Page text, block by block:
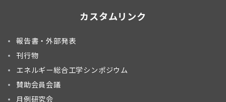
カスタムリンク
報告書・外部発表
刊行物
エネルギー総合工学シンポジウム
賛助会員会議
月例研究会